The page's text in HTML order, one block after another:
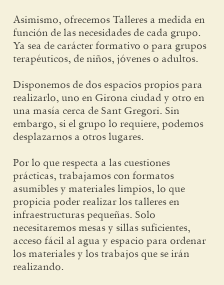
Asimismo, ofrecemos Talleres a medida en
función de las necesidades de cada grupo.
Ya sea de carácter formativo o para grupos
terapéuticos, de niños, jóvenes o adultos.
Disponemos de dos espacios propios para
realizarlo, uno en Girona ciudad y otro en
una masía cerca de Sant Gregori. Sin
embargo, si el grupo lo requiere, podemos
desplazarnos a otros lugares.
Por lo que respecta a las cuestiones
prácticas, trabajamos con formatos
asumibles y materiales limpios, lo que
propicia poder realizar los talleres en
infraestructuras pequeñas. Solo
necesitaremos mesas y sillas suficientes,
acceso fácil al agua y espacio para ordenar
los materiales y los trabajos que se irán
realizando.